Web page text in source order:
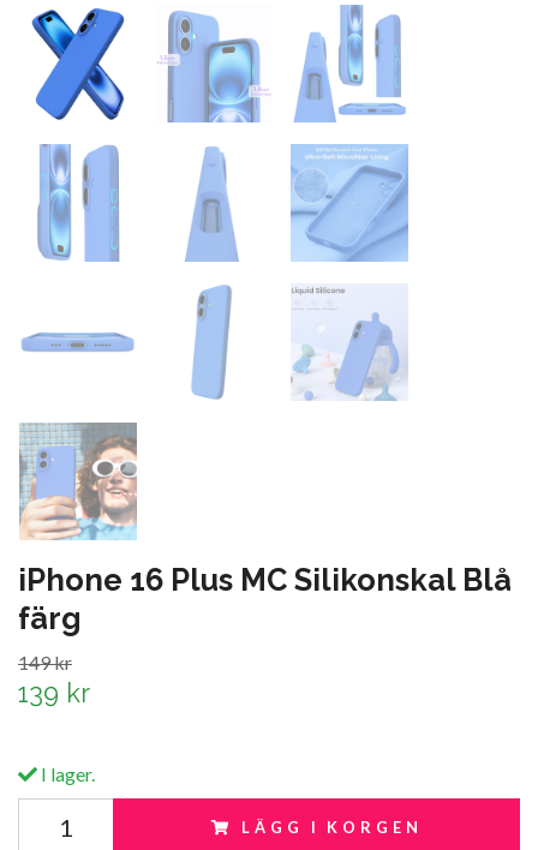
iPhone 16 Plus MC Silikonskal Blå
färg
149 kr
139 kr
I lager.
LÄGG I KORGEN